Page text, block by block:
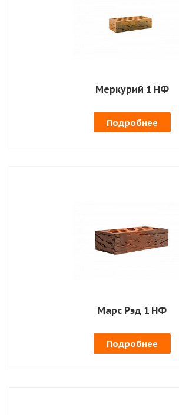
Меркурий 1 НФ
Подробнее
Марс Рэд 1 НФ
Подробнее